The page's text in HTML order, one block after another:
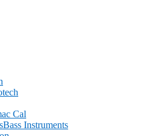
Cal
Bass Instruments